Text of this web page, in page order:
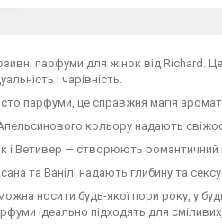
парфуми для жінок від Richard.
і чарівність.
парфуми, це справжня магія
кольору надають
і Ветивер — створюють романтичний
та Ванілі надають глибину та
носити будь-якої пори року, у
ідеально підходять для